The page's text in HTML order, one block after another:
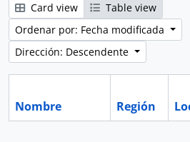
Card view
Table view
Ordenar por: Fecha modificada
Dirección: Descendente
Nombre Región